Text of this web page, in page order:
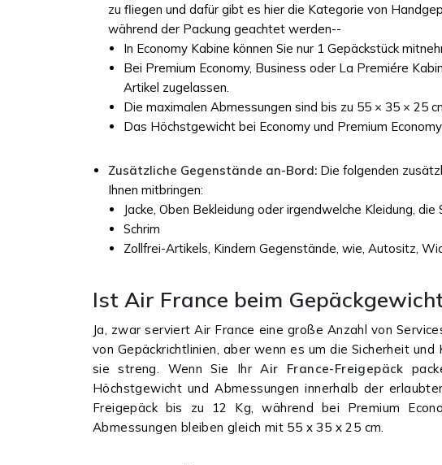
zu fliegen und dafür gibt es hier die Kategorie von
während der Packung geachtet werden--
In Economy Kabine können Sie nur 1 Gepäckstück
Bei Premium Economy, Business oder La Premiére
Artikel zugelassen.
Die maximalen Abmessungen sind bis zu 55 × 35 × 25
Das Höchstgewicht bei Economy und Premium
Zusätzliche Gegenstände an-Bord: Die folgenden
Ihnen mitbringen:
Jacke, Oben Bekleidung oder irgendwelche Kleidung, die
Schrim
Zollfrei-Artikels, Kindern Gegenstände, wie, Autositz,
Ist Air France beim
Ja, zwar serviert Air France eine große Anzahl von
von Gepäckrichtlinien, aber wenn es um die Sicherheit
sie streng. Wenn Sie IhrAir France-Freigepäck
Höchstgewicht und Abmessungen innerhalb der
Freigepäck bis zu 12 Kg, während bei Premium
Abmessungen bleiben gleich mit 55 x 35 x 25 cm.